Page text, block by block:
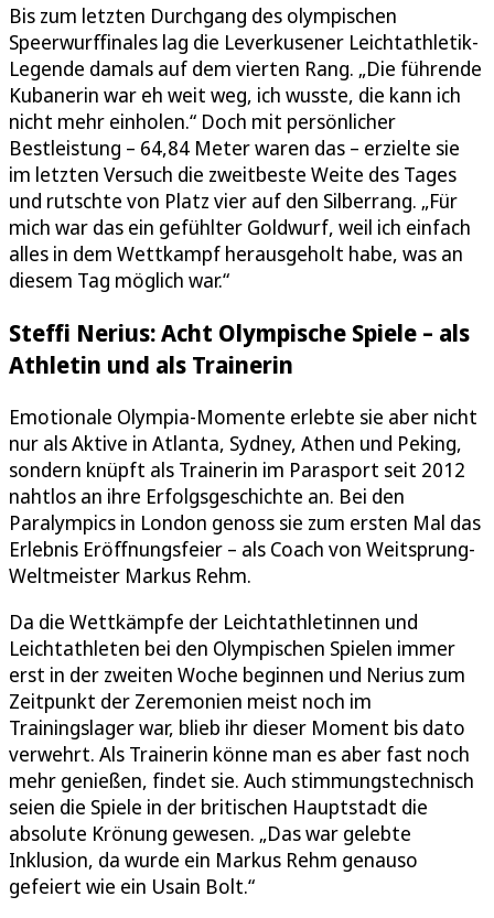
Bis zum letzten Durchgang des olympischen
Speerwurffinales lag die Leverkusener Leichtathletik-
Legende damals auf dem vierten Rang. „Die führende
Kubanerin war eh weit weg, ich wusste, die kann ich
nicht mehr einholen.“ Doch mit persönlicher
Bestleistung – 64,84 Meter waren das – erzielte sie
im letzten Versuch die zweitbeste Weite des Tages
und rutschte von Platz vier auf den Silberrang. „Für
mich war das ein gefühlter Goldwurf, weil ich einfach
alles in dem Wettkampf herausgeholt habe, was an
diesem Tag möglich war.“
Steffi Nerius: Acht Olympische Spiele – als
Athletin und als Trainerin
Emotionale Olympia-Momente erlebte sie aber nicht
nur als Aktive in Atlanta, Sydney, Athen und Peking,
sondern knüpft als Trainerin im Parasport seit 2012
nahtlos an ihre Erfolgsgeschichte an. Bei den
Paralympics in London genoss sie zum ersten Mal das
Erlebnis Eröffnungsfeier – als Coach von Weitsprung-
Weltmeister Markus Rehm.
Da die Wettkämpfe der Leichtathletinnen und
Leichtathleten bei den Olympischen Spielen immer
erst in der zweiten Woche beginnen und Nerius zum
Zeitpunkt der Zeremonien meist noch im
Trainingslager war, blieb ihr dieser Moment bis dato
verwehrt. Als Trainerin könne man es aber fast noch
mehr genießen, findet sie. Auch stimmungstechnisch
seien die Spiele in der britischen Hauptstadt die
absolute Krönung gewesen. „Das war gelebte
Inklusion, da wurde ein Markus Rehm genauso
gefeiert wie ein Usain Bolt.“